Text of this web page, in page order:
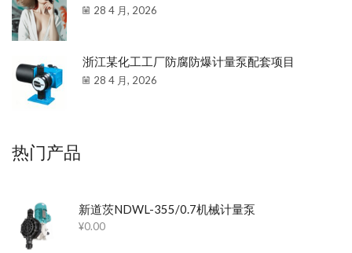
28 4 月, 2026
浙江某化工工厂防腐防爆计量泵配套项目
28 4 月, 2026
热门产品
新道茨NDWL-355/0.7机械计量泵
¥0.00